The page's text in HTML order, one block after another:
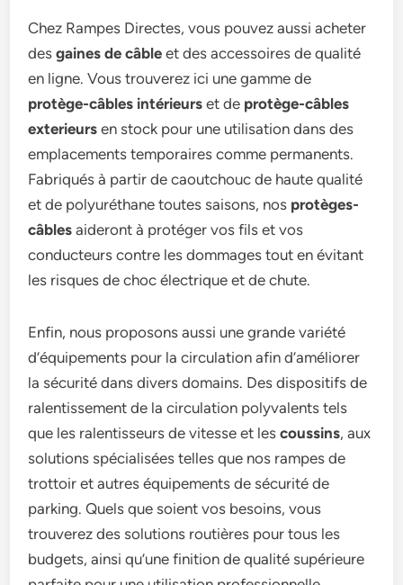
Chez Rampes Directes, vous pouvez aussi acheter
desgaines de câble et des accessoires de qualité
en ligne. Vous trouverez ici une gamme de
protège-câbles intérieurs et de protège-câbles
exterieurs en stock pour une utilisation dans des
emplacements temporaires comme permanents.
Fabriqués à partir de caoutchouc de haute qualité
et de polyuréthane toutes saisons, nos protèges-
câbles aideront à protéger vos fils et vos
conducteurs contre les dommages tout en évitant
les risques de choc électrique et de chute.
Enfin, nous proposons aussi une grande variété
d’équipements pour la circulation afin d’améliorer
la sécurité dans divers domains. Des dispositifs de
ralentissement de la circulation polyvalents tels
que les ralentisseurs de vitesse et lescoussins, aux
solutions spécialisées telles que nos rampes de
trottoir et autres équipements de sécurité de
parking. Quels que soient vos besoins, vous
trouverez des solutions routières pour tous les
budgets, ainsi qu’une finition de qualité supérieure